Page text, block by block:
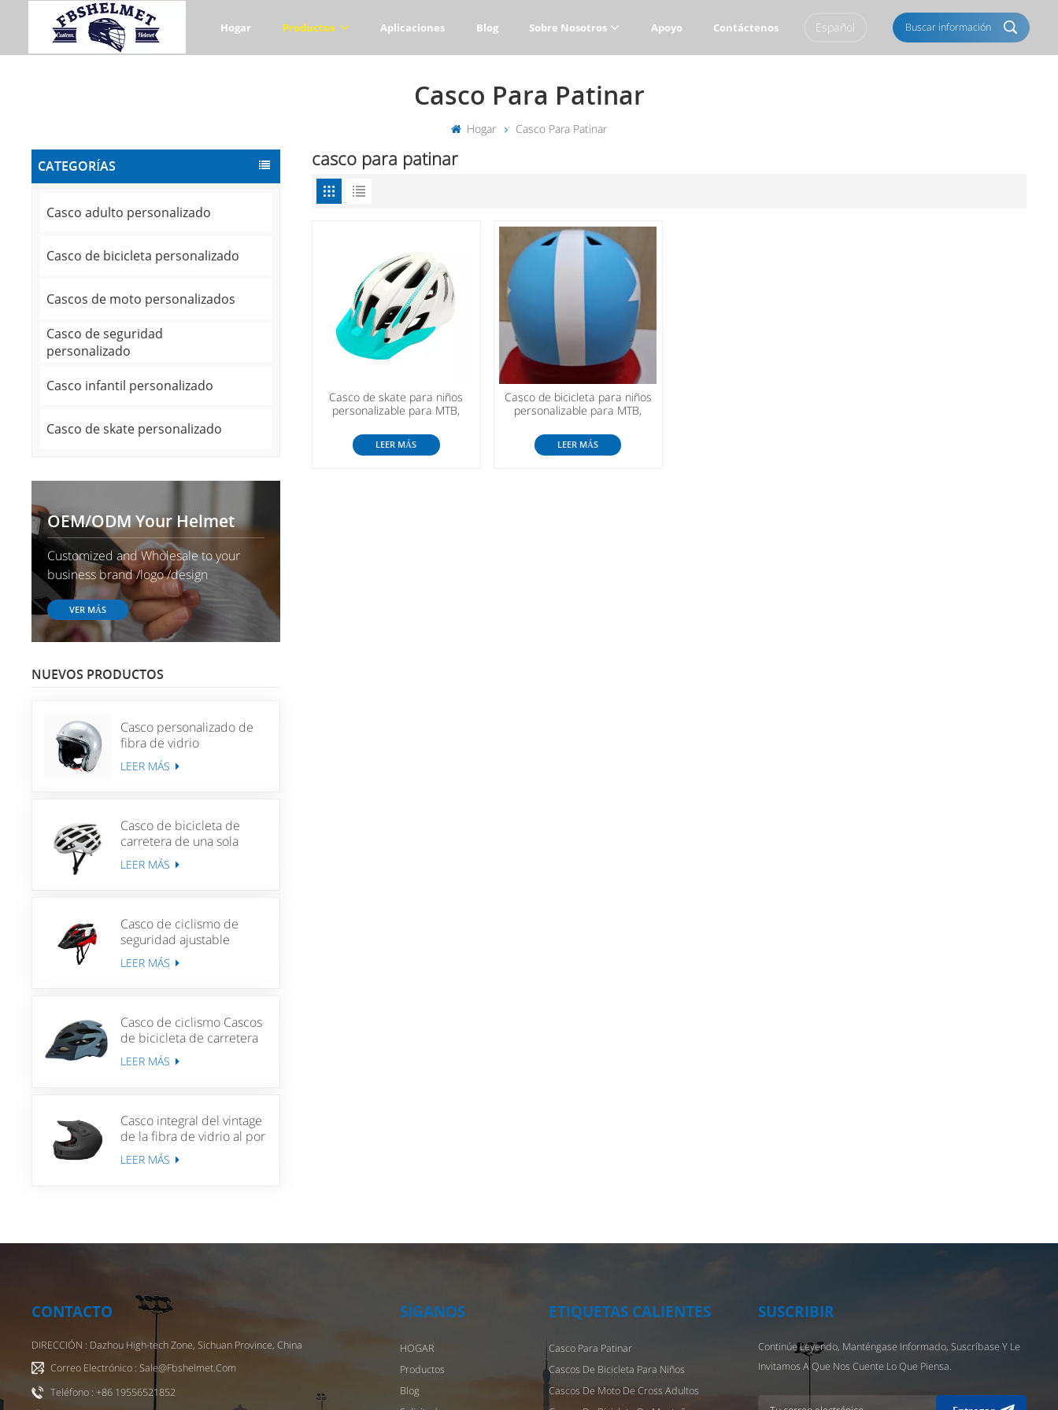
Hogar Productos Aplicaciones Blog Sobre Nosotros Apoyo Contáctenos Español Buscar información
Casco Para Patinar
Hogar Casco Para Patinar
CATEGORÍAS
Casco adulto personalizado
Casco de bicicleta personalizado
Cascos de moto personalizados
Casco de seguridad
personalizado
Casco infantil personalizado
Casco de skate personalizado
OEM/ODM Your Helmet
Customized and Wholesale to your
business brand /logo /design
VER MÁS
NUEVOS PRODUCTOS
Casco personalizado de
fibra de vidrio
personalizado casco de
motociclista
LEER MÁS
Casco de bicicleta de
carretera de una sola
pieza para adultos, casco
de aventura para ciclismo
LEER MÁS
Casco de ciclismo de
seguridad ajustable
Unisex MTB ciclismo
cuesta abajo bicicleta de
LEER MÁS
Casco de ciclismo Cascos
de bicicleta de carretera
de carrera para hombres
Mujeres MTB Casco de
LEER MÁS
Casco integral del vintage
de la fibra de vidrio al por
mayor para los cascos de
Moto de la vespa
LEER MÁS
casco para patinar
Casco de skate para niños
personalizable para MTB,
LEER MÁS
Casco de bicicleta para niños
personalizable para MTB,
LEER MÁS
CONTACTO
DIRECCIÓN : Dazhou High-tech Zone, Sichuan Province, China
Correo Electrónico : Sale@fbshelmet.com
Teléfono : +86 19556521852
SÍGANOS
HOGAR
Productos
Blog
ETIQUETAS CALIENTES
Casco Para Patinar
Cascos De Bicicleta Para Niños
Cascos De Moto De Cross Adultos
SUSCRIBIR
Continúe Leyendo, Manténgase Informado, Suscríbase Y Le
Invitamos A Que Nos Cuente Lo Que Piensa.